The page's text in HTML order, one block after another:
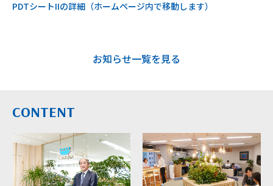
PDTシートIIの詳細（ホームページ内で移動します）
お知らせ一覧を見る
CONTENT